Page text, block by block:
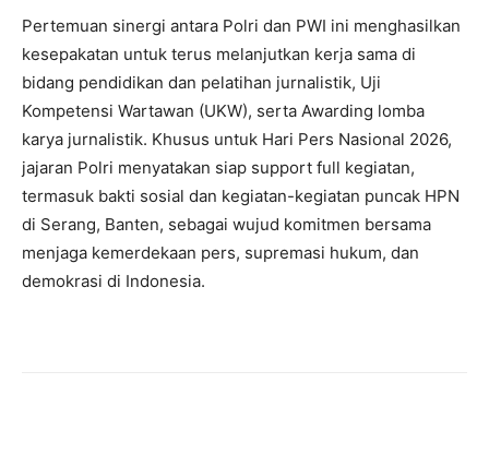
Pertemuan sinergi antara Polri dan PWI ini menghasilkan
kesepakatan untuk terus melanjutkan kerja sama di
bidang pendidikan dan pelatihan jurnalistik, Uji
Kompetensi Wartawan (UKW), serta Awarding lomba
karya jurnalistik. Khusus untuk Hari Pers Nasional 2026,
jajaran Polri menyatakan siap support full kegiatan,
termasuk bakti sosial dan kegiatan-kegiatan puncak HPN
di Serang, Banten, sebagai wujud komitmen bersama
menjaga kemerdekaan pers, supremasi hukum, dan
demokrasi di Indonesia.